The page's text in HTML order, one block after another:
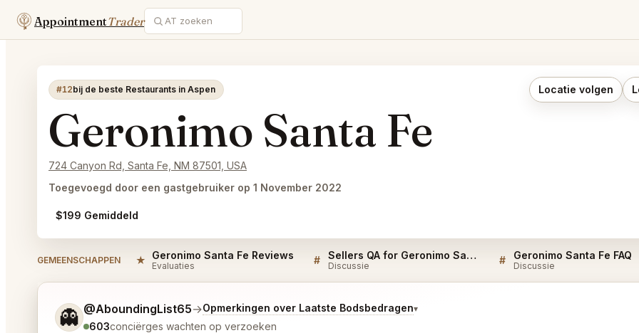
AppointmentTrader
#12bij de beste Restaurants in Aspen Locatie volgen
Geronimo Santa Fe
724 Canyon Rd, Santa Fe, NM 87501, USA
Toegevoegd door een gastgebruiker op 1 November 2022
$199 Gemiddeld
GEMEENSCHAPPEN ★ Geronimo Santa Fe Reviews
Evaluaties # Sellers QA for Geronimo Santa Fe
Discussie # Geronimo Santa Fe FAQ
Discussie
👻 @AboundingList65→Opmerkingen over Laatste Bodsbedragen▾
603conciërges wachten op verzoeken
Vertel me wat je wilt.